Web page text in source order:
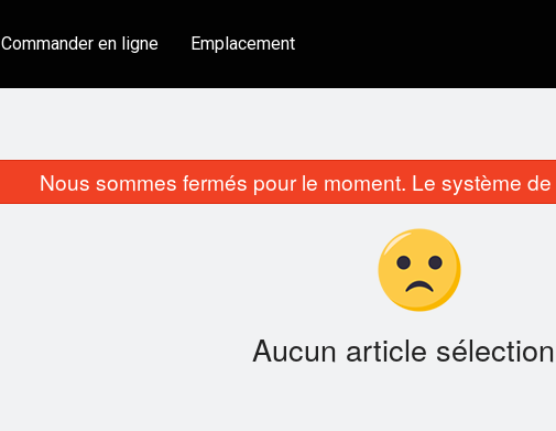
Commander en ligne Emplacement
Nous sommes fermés pour le moment. Le système
Aucun article